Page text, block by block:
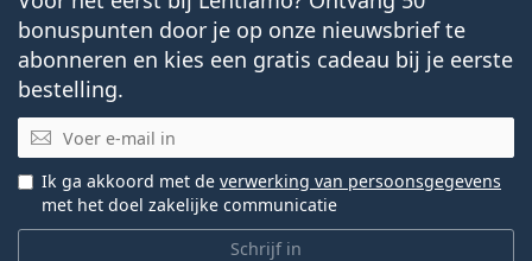
bonuspunten door je op onze nieuwsbrief te
abonneren en kies een gratis cadeau bij je eerste
bestelling.
E-mail
Schrijf in
Ik ga akkoord met de verwerking van persoonsgegevens
met het doel zakelijke communicatie